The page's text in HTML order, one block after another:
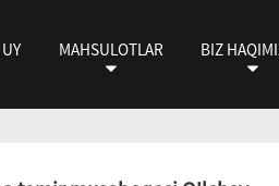
UY MAHSULOTLAR BIZ